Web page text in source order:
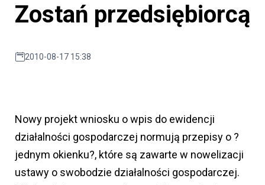
Zostań przedsiębiorcą
2010-08-17 15:38
Nowy projekt wniosku o wpis do ewidencji
działalności gospodarczej normują przepisy o ?
jednym okienku?, które są zawarte w nowelizacji
ustawy o swobodzie działalności gospodarczej.